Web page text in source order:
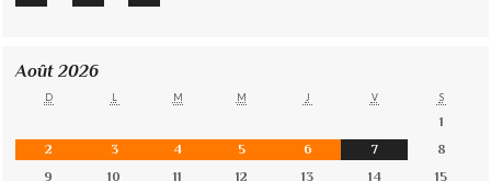
Août 2026
D L M M J V S
1
2
3 4 5 6 7
8
9
10 11 12 13 14
15